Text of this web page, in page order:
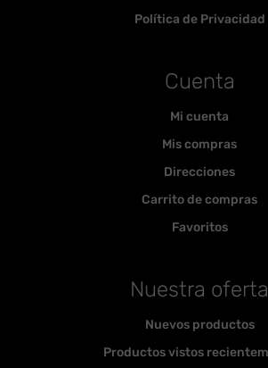
Política de Privacidad
Cuenta
Mi cuenta
Mis compras
Direcciones
Carrito de compras
Favoritos
Nuestra oferta
Nuevos productos
Productos vistos